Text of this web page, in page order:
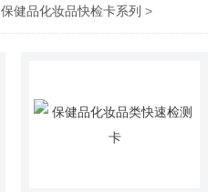
保健品化妆品快检卡系列 >